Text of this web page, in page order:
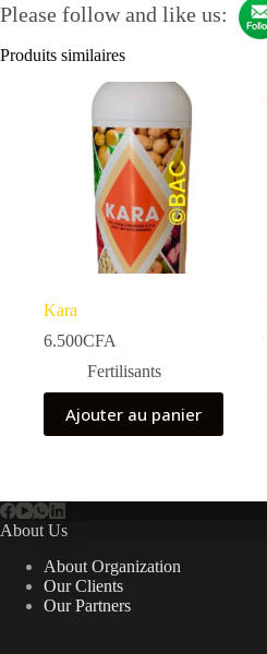
Please follow and like us:
Produits similaires
Kara
6.500CFA
Fertilisants
Ajouter au panier
About Us
About Organization
Our Clients
Our Partners